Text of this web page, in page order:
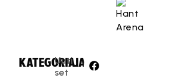
KATEGORIA:
Uuti
set
JAA: